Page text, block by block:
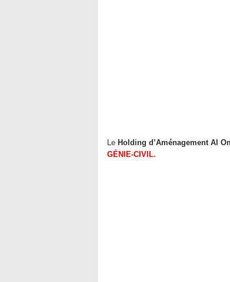
Le Holding d’Aménagement Al
GÉNIE-CIVIL.